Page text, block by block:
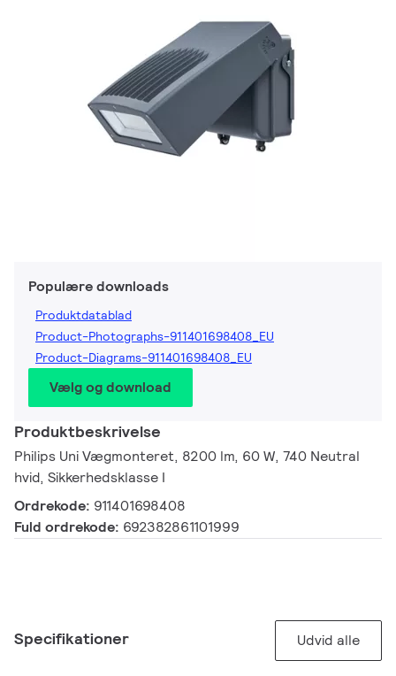
Populære downloads
Produktdatablad
Product-Photographs-911401698408_EU
Product-Diagrams-911401698408_EU
Vælg og download
Produktbeskrivelse
Philips Uni Vægmonteret, 8200 lm, 60 W, 740 Neutral
hvid, Sikkerhedsklasse I
Ordrekode: 911401698408
Fuld ordrekode: 692382861101999
Specifikationer Udvid alle